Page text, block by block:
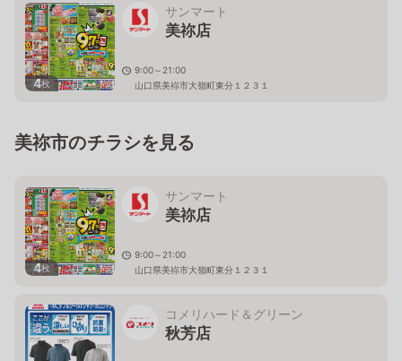
4枚
サンマート
美祢店
9:00～21:00
山口県美祢市大嶺町東分１２３１
美祢市のチラシを見る
4枚
サンマート
美祢店
9:00～21:00
山口県美祢市大嶺町東分１２３１
コメリハード＆グリーン
秋芳店